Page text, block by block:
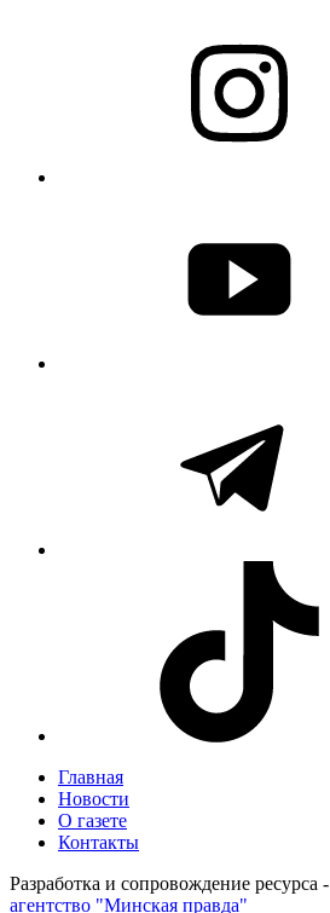
Главная
Новости
О газете
Контакты
Разработка и сопровождение ресурса -
агентство "Минская правда"